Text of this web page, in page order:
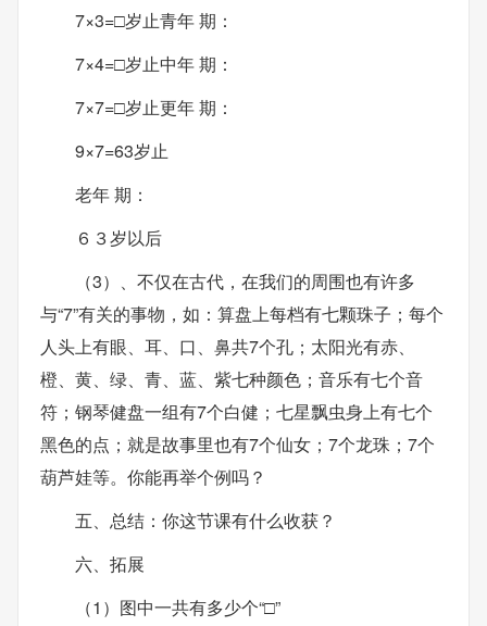
7×3=□岁止青年 期：
7×4=□岁止中年 期：
7×7=□岁止更年 期：
9×7=63岁止
老年 期：
６３岁以后
（3）、不仅在古代，在我们的周围也有许多
与“7”有关的事物，如：算盘上每档有七颗珠子；每个
人头上有眼、耳、口、鼻共7个孔；太阳光有赤、
橙、黄、绿、青、蓝、紫七种颜色；音乐有七个音
符；钢琴健盘一组有7个白健；七星飘虫身上有七个
黑色的点；就是故事里也有7个仙女；7个龙珠；7个
葫芦娃等。你能再举个例吗？
五、总结：你这节课有什么收获？
六、拓展
（1）图中一共有多少个“□”